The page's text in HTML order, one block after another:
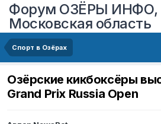
Форум ОЗЁРЫ ИНФО,
Московская область
Спорт в Озёрах
Озёрские кикбоксёры
Grand Prix Russia Open